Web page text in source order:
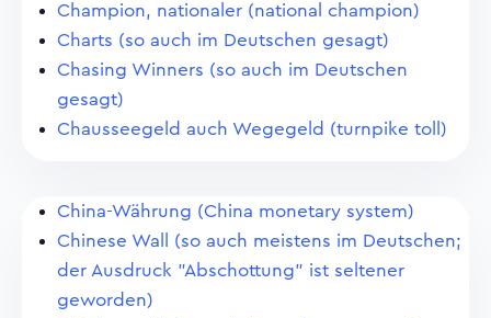
Champion, nationaler (national champion)
Charts (so auch im Deutschen gesagt)
Chasing Winners (so auch im Deutschen
gesagt)
Chausseegeld auch Wegegeld (turnpike toll)
China-Währung (China monetary system)
Chinese Wall (so auch meistens im Deutschen;
der Ausdruck "Abschottung" ist seltener
geworden)